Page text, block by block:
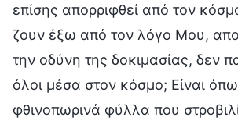
επίσης απορριφθεί από τον
ζουν έξω από τον λόγο Μου,
την οδύνη της δοκιμασίας, δεν
όλοι μέσα στον κόσμο; Είναι
φθινοπωρινά φύλλα που